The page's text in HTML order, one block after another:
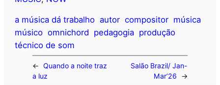
a música dá trabalho autor compositor música
músico omnichord pedagogia produção
técnico de som
←
Quando a noite traz
a luz
Salão Brazil/ Jan-
Mar’26
→